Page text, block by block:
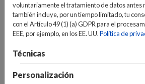
voluntariamente el tratamiento de datos antes
también incluye, por un tiempo limitado, tu
con el Artículo 49 (1) (a) GDPR para el
EEE, por ejemplo, en los EE. UU.Política de
Técnicas
Personalización